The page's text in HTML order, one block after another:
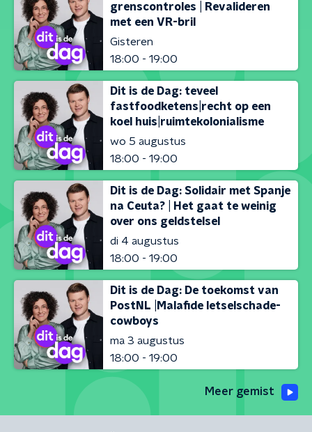
grenscontroles | Revalideren
met een VR-bril
Gisteren
18:00 - 19:00
Dit is de Dag: teveel
fastfoodketens|recht op een
koel huis|ruimtekolonialisme
wo 5 augustus
18:00 - 19:00
Dit is de Dag: Solidair met Spanje
na Ceuta? | Het gaat te weinig
over ons geldstelsel
di 4 augustus
18:00 - 19:00
Dit is de Dag: De toekomst van
PostNL |Malafide letselschade-
cowboys
ma 3 augustus
18:00 - 19:00
Meer gemist